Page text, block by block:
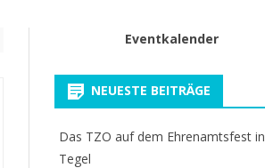
Eventkalender
NEUESTE BEITRÄGE
Das TZO auf dem Ehrenamtsfest in
Tegel